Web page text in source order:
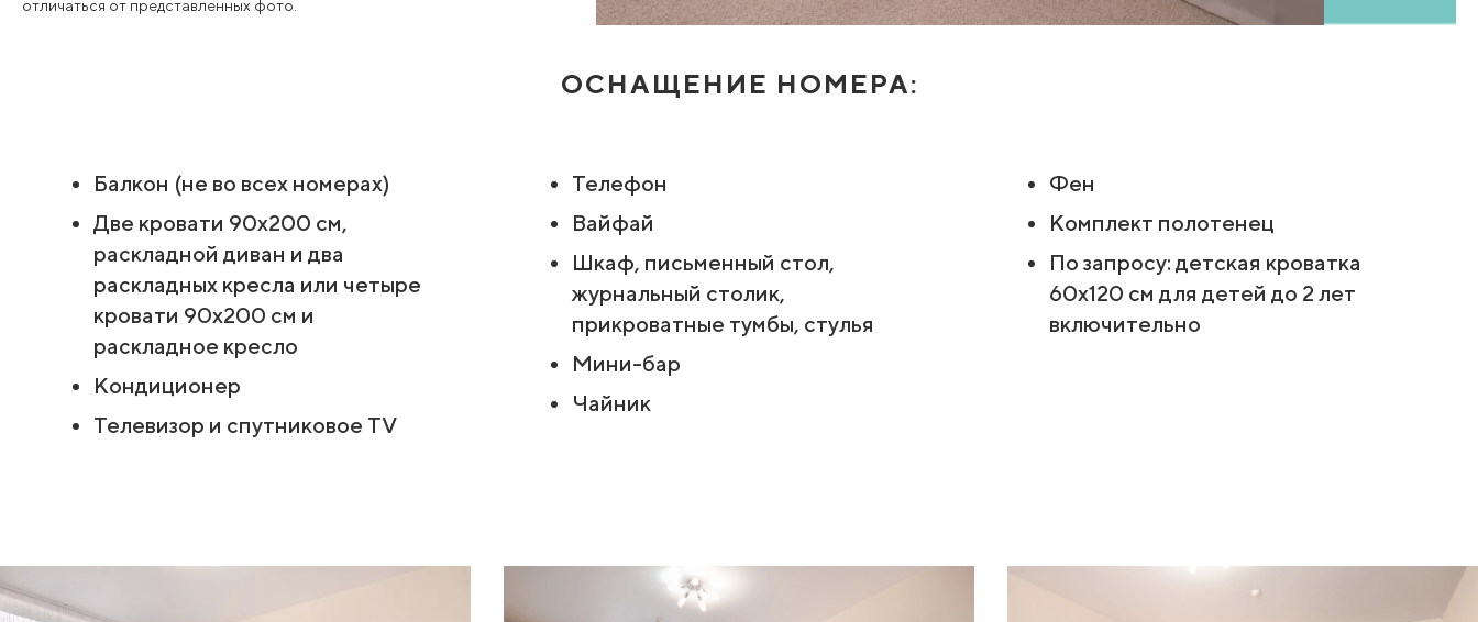
отличаться от представленных фото.
ОСНАЩЕНИЕ НОМЕРА:
Балкон (не во всех номерах)
Две кровати 90х200 см,
раскладной диван и два
раскладных кресла или четыре
кровати 90х200 см и
раскладное кресло
Кондиционер
Телевизор и спутниковое TV
Телефон
Вайфай
Шкаф, письменный стол,
журнальный столик,
прикроватные тумбы, стулья
Мини-бар
Чайник
Фен
Комплект полотенец
По запросу: детская кроватка
60х120 см для детей до 2 лет
включительно